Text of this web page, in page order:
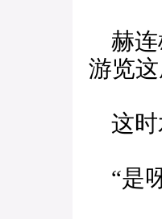
赫连
游览
这时
“是